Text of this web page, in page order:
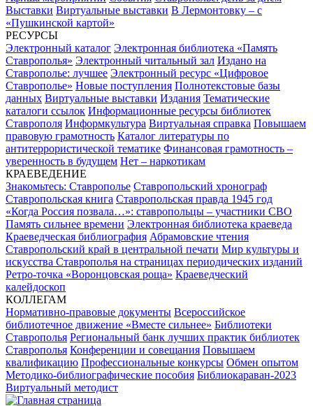
Выставки Виртуальные выставки В Лермонтовку – с
«Пушкинской картой»
РЕСУРСЫ
Электронный каталог Электронная библиотека «Память
Ставрополья» Электронный читальный зал Издано на
Ставрополье: лучшее Электронный ресурс «Цифровое
Ставрополье» Новые поступления Полнотекстовые базы
данных Виртуальные выставки Издания Тематические
каталоги ссылок Информационные ресурсы библиотек
Ставрополя Информкультура Виртуальная справка Повышаем
правовую грамотность Каталог литературы по
антитеррористической тематике Финансовая грамотность –
уверенность в будущем Нет – наркотикам
КРАЕВЕДЕНИЕ
Знакомьтесь: Ставрополье Ставропольский хронограф
Ставропольская книга Ставропольская правда 1945 год
«Когда Россия позвала…»: ставропольцы – участники СВО
Память сильнее времени Электронная библиотека краеведа
Краеведческая библиография Абрамовские чтения
Ставропольский край в центральной печати Мир культуры и
искусства Ставрополья на страницах периодических изданий
Ретро-точка «Воронцовская роща» Краеведческий
калейдоскоп
КОЛЛЕГАМ
Нормативно-правовые документы Всероссийское
библиотечное движение «Вместе сильнее» Библиотеки
Ставрополья Региональный банк лучших практик библиотек
Ставрополья Конференции и совещания Повышаем
квалификацию Профессиональные конкурсы Обмен опытом
Методико-библиографические пособия Библиокараван-2023
Виртуальный методист